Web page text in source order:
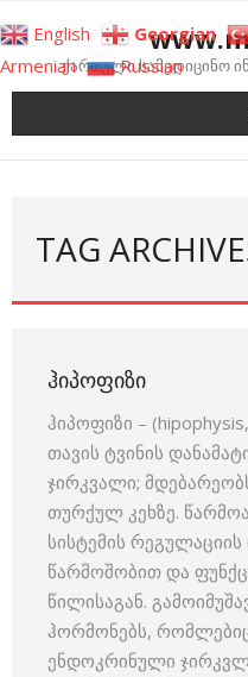
to
contentქართული სამედიცინო
TAG
ᲰᲘᲞᲝᲤᲘᲖᲘ
ჰიპოფიზი –
თავის ტვინის
ჯირკვალი;
თურქულ კეხზე.
სისტემის
წარმოშობით და
წილისაგან.
ჰორმონებს,
ენდოკრინული
English Georgian
Armenian
Russian